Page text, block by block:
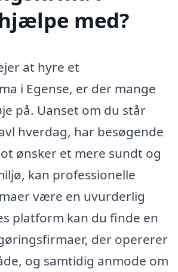
med?
at hyre et
i Egense, er der mange
på. Uanset om du står
hverdag, har besøgende
ønsker et mere sundt og
kan professionelle
være en uvurderlig
platform kan du finde en
der opererer
og samtidig anmode om